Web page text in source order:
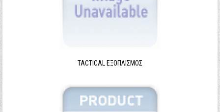
TACTICAL ΕΞΟΠΛΙΣΜΌΣ